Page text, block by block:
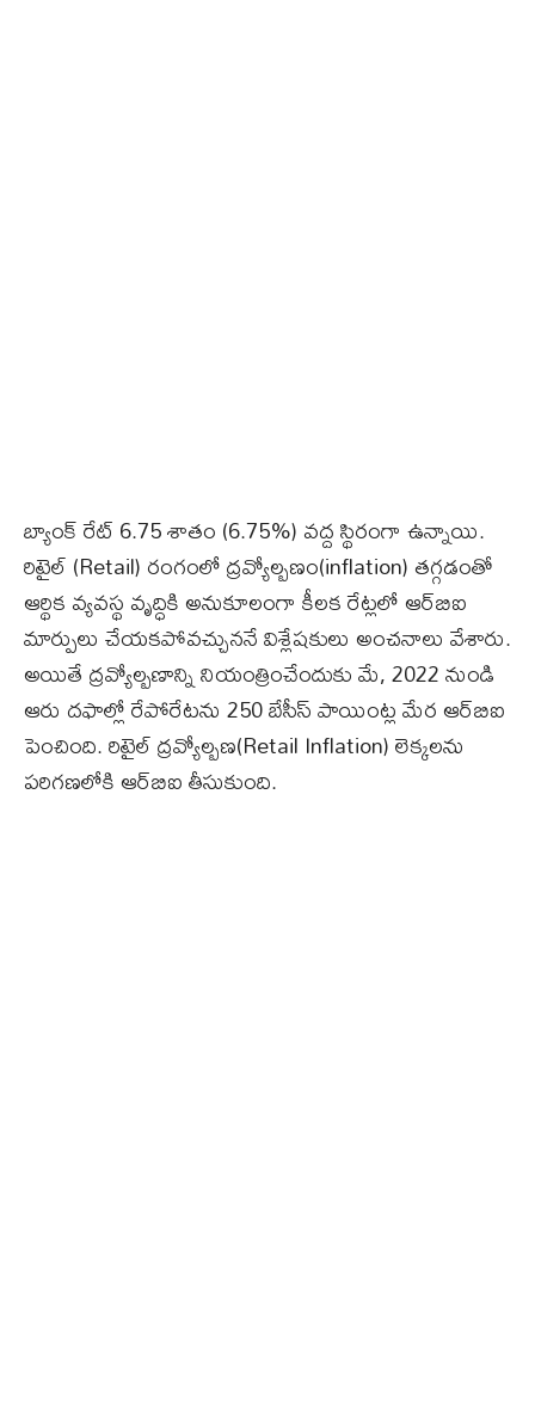
బ్యాంక్‌ రేట్‌ 6.75 శాతం (6.75%) వద్ద స్థిరంగా ఉన్నాయి.
రిటైల్‌ (Retail) రంగంలో ద్రవ్యోల్బణం(inflation) తగ్గడంతో
ఆర్థిక వ్యవస్థ వృద్ధికి అనుకూలంగా కీలక రేట్లలో ఆర్‌బిఐ
మార్పులు చేయకపోవచ్చుననే విశ్లేషకులు అంచనాలు వేశారు.
అయితే ద్రవ్యోల్బణాన్ని నియంత్రించేందుకు మే, 2022 నుండి
ఆరు దఫాల్లో రేపోరేటను 250 బేసీస్ పాయింట్ల మేర ఆర్‌బిఐ
పెంచింది. రిటైల్‌ ద్రవ్యోల్బణ(Retail Inflation) లెక్కలను
పరిగణలోకి ఆర్‌బిఐ తీసుకుంది.